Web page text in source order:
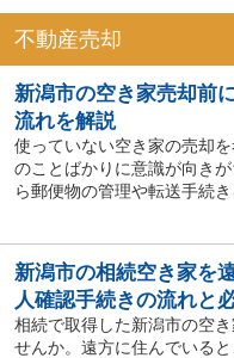
不動産売却
新潟市の空き家売却前
流れを解説
使っていない空き家の売却
のことばかりに意識が向き
ら郵便物の管理や転送手続
新潟市の相続空き家を
人確認手続きの流れと
相続で取得した新潟市の空
せんか。遠方に住んでいる